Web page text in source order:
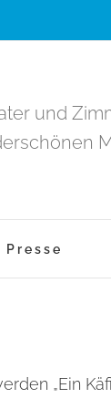
und
Presse
„Ein